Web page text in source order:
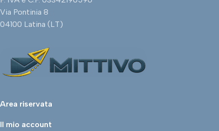
Via Pontinia 8
04100 Latina (LT)
Area riservata
Il mio account